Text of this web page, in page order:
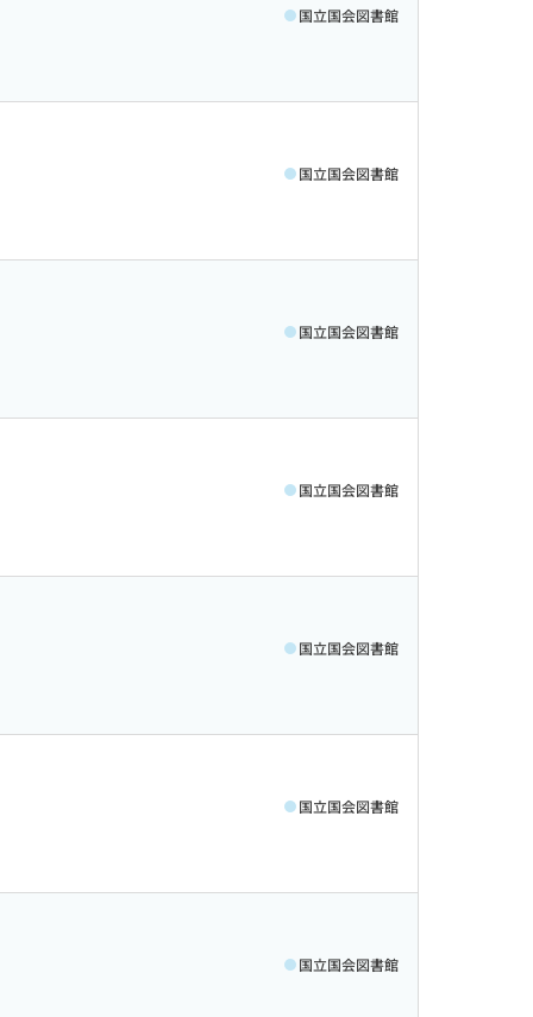
国立国会図書館
国立国会図書館
国立国会図書館
国立国会図書館
国立国会図書館
国立国会図書館
国立国会図書館